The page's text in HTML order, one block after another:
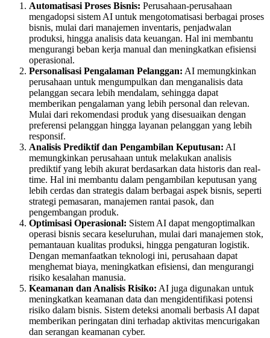
Automatisasi Proses Bisnis: Perusahaan-perusahaan
mengadopsi sistem AI untuk mengotomatisasi berbagai proses
bisnis, mulai dari manajemen inventaris, penjadwalan
produksi, hingga analisis data keuangan. Hal ini membantu
mengurangi beban kerja manual dan meningkatkan efisiensi
operasional.
Personalisasi Pengalaman Pelanggan: AI memungkinkan
perusahaan untuk mengumpulkan dan menganalisis data
pelanggan secara lebih mendalam, sehingga dapat
memberikan pengalaman yang lebih personal dan relevan.
Mulai dari rekomendasi produk yang disesuaikan dengan
preferensi pelanggan hingga layanan pelanggan yang lebih
responsif.
Analisis Prediktif dan Pengambilan Keputusan: AI
memungkinkan perusahaan untuk melakukan analisis
prediktif yang lebih akurat berdasarkan data historis dan real-
time. Hal ini membantu dalam pengambilan keputusan yang
lebih cerdas dan strategis dalam berbagai aspek bisnis, seperti
strategi pemasaran, manajemen rantai pasok, dan
pengembangan produk.
Optimisasi Operasional: Sistem AI dapat mengoptimalkan
operasi bisnis secara keseluruhan, mulai dari manajemen stok,
pemantauan kualitas produksi, hingga pengaturan logistik.
Dengan memanfaatkan teknologi ini, perusahaan dapat
menghemat biaya, meningkatkan efisiensi, dan mengurangi
risiko kesalahan manusia.
Keamanan dan Analisis Risiko: AI juga digunakan untuk
meningkatkan keamanan data dan mengidentifikasi potensi
risiko dalam bisnis. Sistem deteksi anomali berbasis AI dapat
memberikan peringatan dini terhadap aktivitas mencurigakan
dan serangan keamanan cyber.